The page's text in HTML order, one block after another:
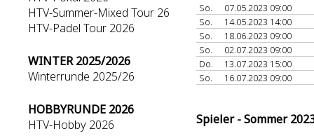
HTV-Summer-Mixed Tour 26
HTV-Padel Tour 2026
WINTER 2025/2026
Winterrunde 2025/26
HOBBYRUNDE 2026
HTV-Hobby 2026
So.
07.05.2023 09:00
So.
14.05.2023 14:00
So.
18.06.2023 09:00
So.
02.07.2023 09:00
Do.
13.07.2023 15:00
So.
16.07.2023 09:00
Spieler - Sommer